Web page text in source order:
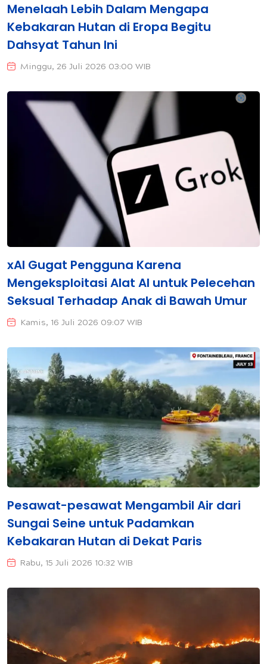
Menelaah Lebih Dalam Mengapa
Kebakaran Hutan di Eropa Begitu
Dahsyat Tahun Ini
Minggu, 26 Juli 2026 03:00 WIB
xAI Gugat Pengguna Karena
Mengeksploitasi Alat AI untuk Pelecehan
Seksual Terhadap Anak di Bawah Umur
Kamis, 16 Juli 2026 09:07 WIB
Pesawat-pesawat Mengambil Air dari
Sungai Seine untuk Padamkan
Kebakaran Hutan di Dekat Paris
Rabu, 15 Juli 2026 10:32 WIB